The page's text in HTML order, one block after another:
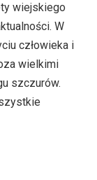
wiejskiego
W
człowieka i
wielkimi
szczurów.